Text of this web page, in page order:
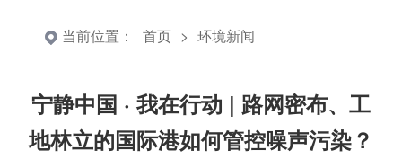
当前位置： 首页 > 环境新闻
宁静中国 · 我在行动 | 路网密布、工
地林立的国际港如何管控噪声污染？